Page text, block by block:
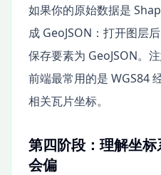
如果你的原始数据是
成 GeoJSON：打开图层
保存要素为 GeoJSON。
前端最常用的是 WGS84
相关瓦片坐标。
第四阶段：理解坐
会偏